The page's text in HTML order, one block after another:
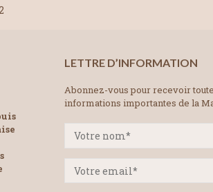
LETTRE D’INFORMATION
Abonnez-vous pour recevoir
informations importantes de la